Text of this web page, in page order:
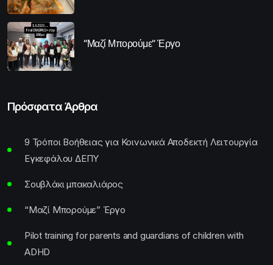
“Μαζί Μπορούμε” Έργο
Πρόσφατα Άρθρα
9 Τρόποι Βοήθειας για Κοινωνικά Αποδεκτή Λειτουργία
Εγκεφάλου ΔΕΠΥ
Σουβλάκι μπακαλιάρος
“Μαζί Μπορούμε” Έργο
Pilot training for parents and guardians of children with
ADHD